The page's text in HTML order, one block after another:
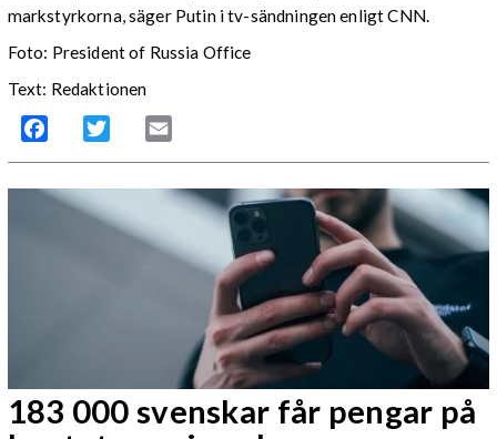
markstyrkorna, säger Putin i tv-sändningen enligt CNN.
Foto: President of Russia Office
Text: Redaktionen
Facebook Twitter
183 000 svenskar får pengar på